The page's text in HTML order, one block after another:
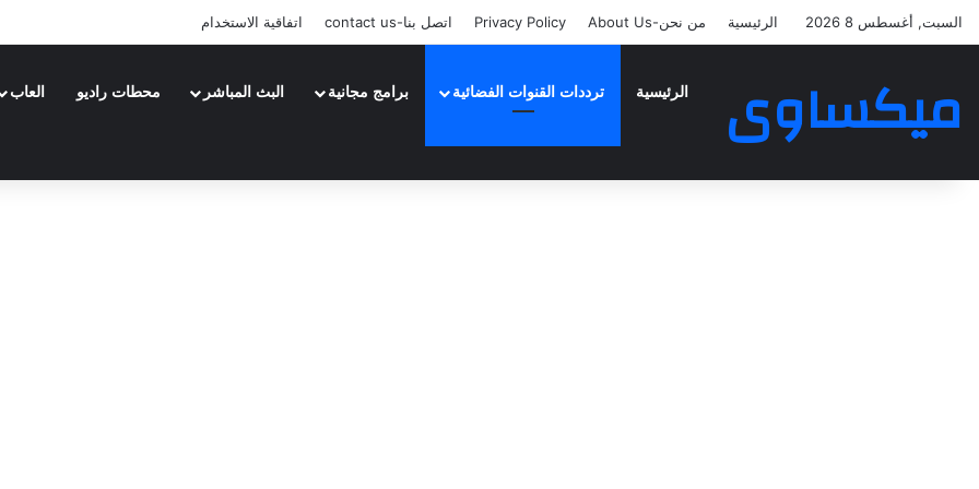
السبت, أغسطس 8 2026 الرئيسية من نحن-About Us Privacy Policy اتصل بنا-contact us اتفاقية الاستخدام
ميكساوى الرئيسية ترددات القنوات الفضائية برامج مجانية البث المباشر محطات راديو العاب